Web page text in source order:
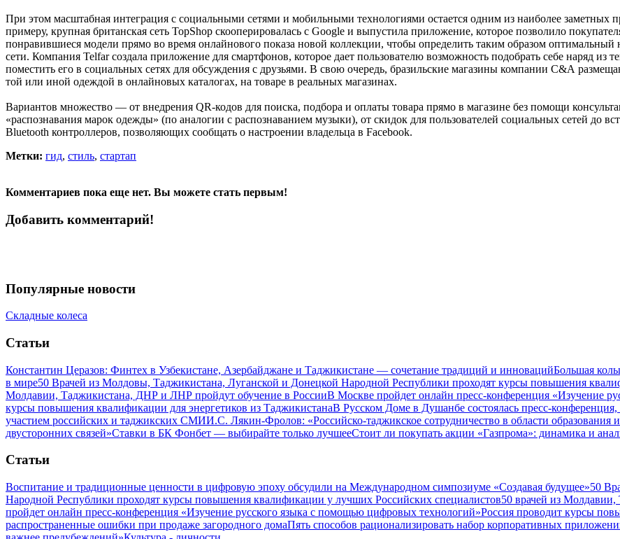
При этом масштабная интеграция с социальными сетями и мобильными технологиями остается одним из наиболее заметных
примеру, крупная британская сеть TopShop скооперировалась с Google и выпустила приложение, которое позволило
понравившиеся модели прямо во время онлайнового показа новой коллекции, чтобы определить таким образом оптимальный
сети. Компания Telfar создала приложение для смартфонов, которое дает пользователю возможность подобрать себе наряд из
поместить его в социальных сетях для обсуждения с друзьями. В свою очередь, бразильские магазины компании С&А
той или иной одеждой в онлайновых каталогах, на товаре в реальных магазинах.
Вариантов множество — от внедрения QR-кодов для поиска, подбора и оплаты товара прямо в магазине без помощи
«распознавания марок одежды» (по аналогии с распознаванием музыки), от скидок для пользователей социальных сетей до
Bluetooth контроллеров, позволяющих сообщать о настроении владельца в Facebook.
Метки: гид, стиль, стартап
Комментариев пока еще нет. Вы можете стать первым!
Добавить комментарий!
Популярные новости
Складные колеса
Статьи
Константин Церазов: Финтех в Узбекистане, Азербайджане и Таджикистане — сочетание традиций и инновацийБольшая
в мире50 Врачей из Молдовы, Таджикистана, Луганской и Донецкой Народной Республики проходят курсы повышения
Молдавии, Таджикистана, ДНР и ЛНР пройдут обучение в РоссииВ Москве пройдет онлайн пресс-конференция «Изучение
курсы повышения квалификации для энергетиков из ТаджикистанаВ Русском Доме в Душанбе состоялась пресс-
участием российских и таджикских СМИИ.С. Лякин-Фролов: «Российско-таджикское сотрудничество в области
двусторонних связей»Ставки в БК Фонбет — выбирайте только лучшееСтоит ли покупать акции «Газпрома»: динамика и
Статьи
Воспитание и традиционные ценности в цифровую эпоху обсудили на Международном симпозиуме «Создавая будущее»50
Народной Республики проходят курсы повышения квалификации у лучших Российских специалистов50 врачей из
пройдет онлайн пресс-конференция «Изучение русского языка с помощью цифровых технологий»Россия проводит курсы
распространенные ошибки при продаже загородного домаПять способов рационализировать набор корпоративных